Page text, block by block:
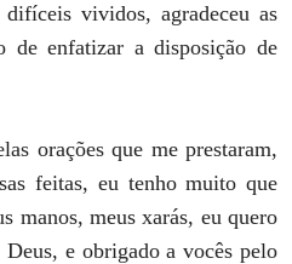
vividos, agradeceu as
de enfatizar a disposição de
orações que me prestaram,
feitas, eu tenho muito que
manos, meus xarás, eu quero
e obrigado a vocês pelo